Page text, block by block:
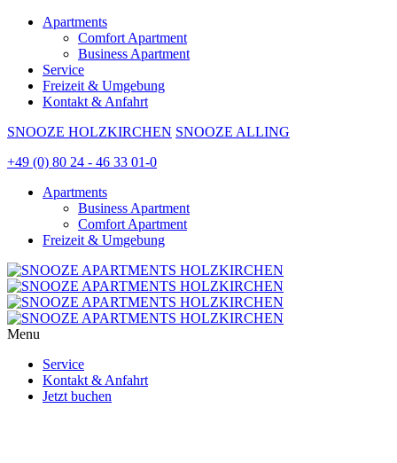
Apartments
Comfort Apartment
Business Apartment
Service
Freizeit & Umgebung
Kontakt & Anfahrt
SNOOZE HOLZKIRCHEN SNOOZE ALLING
+49 (0) 80 24 - 46 33 01-0
Apartments
Business Apartment
Comfort Apartment
Freizeit & Umgebung
Menu
Service
Kontakt & Anfahrt
Jetzt buchen